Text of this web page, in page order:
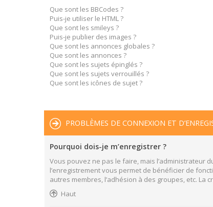
Que sont les BBCodes ?
Puis-je utiliser le HTML ?
Que sont les smileys ?
Puis-je publier des images ?
Que sont les annonces globales ?
Que sont les annonces ?
Que sont les sujets épinglés ?
Que sont les sujets verrouillés ?
Que sont les icônes de sujet ?
PROBLÈMES DE CONNEXION ET
Pourquoi dois-je m’enregistrer ?
Vous pouvez ne pas le faire, mais l’administrateur
l’enregistrement vous permet de bénéficier de
autres membres, l’adhésion à des groupes, etc. La
Haut